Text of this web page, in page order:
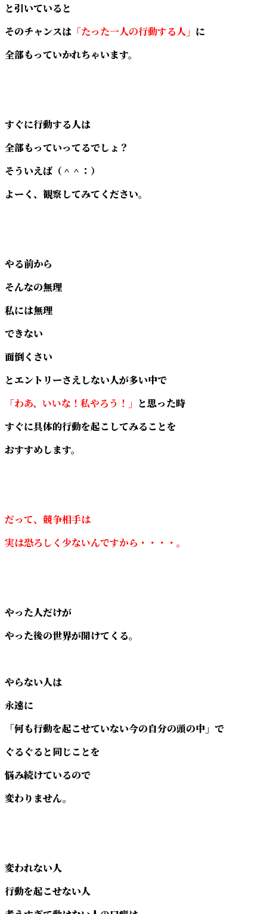
と引いていると
そのチャンスは 「たった一人の行動する人」 に
全部もっていかれちゃいます。
すぐに行動する人は
全部もっていってるでしょ？
そういえば（＾＾：）
よーく、観察してみてください。
やる前から
そんなの無理
私には無理
できない
面倒くさい
とエントリーさえしない人が多い中で
「わあ、いいな！私やろう！」 と思った時
すぐに具体的行動を起こしてみることを
おすすめします。
だって、競争相手は
実は恐ろしく少ないんですから・・・・。
やった人だけが
やった後の世界が開けてくる。
やらない人は
永遠に
「何も行動を起こせていない今の自分の頭の中」で
ぐるぐると同じことを
悩み続けているので
変わりません。
変われない人
行動を起こせない人